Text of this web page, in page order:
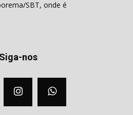
SBT, onde é
Siga-nos